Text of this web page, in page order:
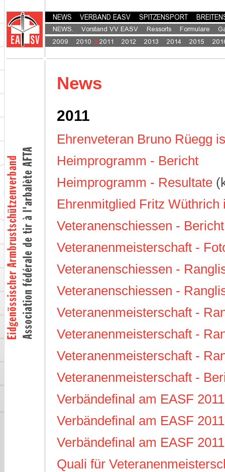
News
2011
Ehrenveteran Bruno Rüegg
Heimprogramm - Bericht
Heimprogramm - Resultate
Ehrenmitglied Fritz Wüthrich
Veteranenschiessen - Bericht
Veteranenmeisterschaft -
Veteranenschiessen -
Veteranenschiessen -
Veteranenmeisterschaft -
Veteranenmeisterschaft -
Veteranenmeisterschaft -
Veteranenmeisterschaft -
Verbändefinal am EASF
Verbändefinal am EASF
Verbändefinal am EASF
Quali für